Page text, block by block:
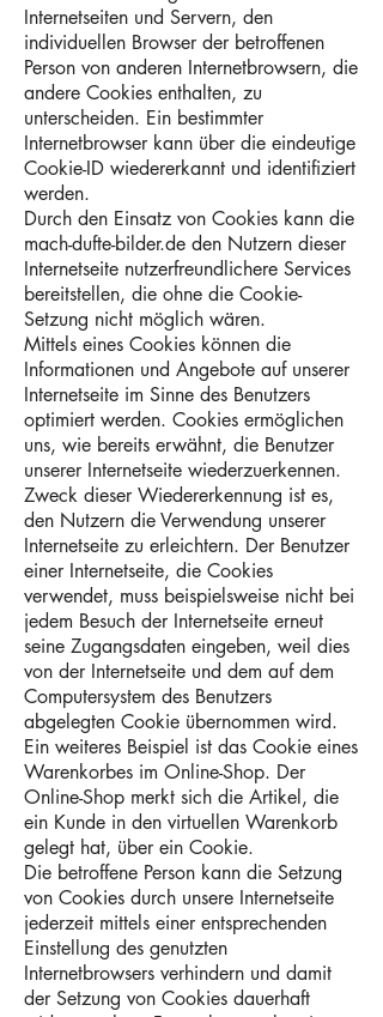
Internetseiten und Servern, den
individuellen Browser der betroffenen
Person von anderen Internetbrowsern, die
andere Cookies enthalten, zu
unterscheiden. Ein bestimmter
Internetbrowser kann über die eindeutige
Cookie-ID wiedererkannt und identifiziert
werden.
Durch den Einsatz von Cookies kann die
mach-dufte-bilder.de den Nutzern dieser
Internetseite nutzerfreundlichere Services
bereitstellen, die ohne die Cookie-
Setzung nicht möglich wären.
Mittels eines Cookies können die
Informationen und Angebote auf unserer
Internetseite im Sinne des Benutzers
optimiert werden. Cookies ermöglichen
uns, wie bereits erwähnt, die Benutzer
unserer Internetseite wiederzuerkennen.
Zweck dieser Wiedererkennung ist es,
den Nutzern die Verwendung unserer
Internetseite zu erleichtern. Der Benutzer
einer Internetseite, die Cookies
verwendet, muss beispielsweise nicht bei
jedem Besuch der Internetseite erneut
seine Zugangsdaten eingeben, weil dies
von der Internetseite und dem auf dem
Computersystem des Benutzers
abgelegten Cookie übernommen wird.
Ein weiteres Beispiel ist das Cookie eines
Warenkorbes im Online-Shop. Der
Online-Shop merkt sich die Artikel, die
ein Kunde in den virtuellen Warenkorb
gelegt hat, über ein Cookie.
Die betroffene Person kann die Setzung
von Cookies durch unsere Internetseite
jederzeit mittels einer entsprechenden
Einstellung des genutzten
Internetbrowsers verhindern und damit
der Setzung von Cookies dauerhaft